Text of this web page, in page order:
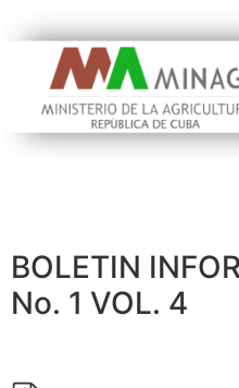
BOLETIN
No. 1 VOL. 4